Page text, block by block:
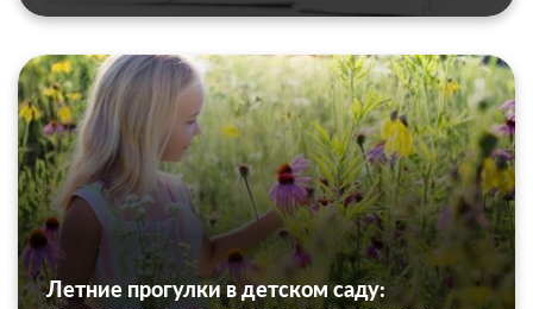
Летние прогулки в детском саду: